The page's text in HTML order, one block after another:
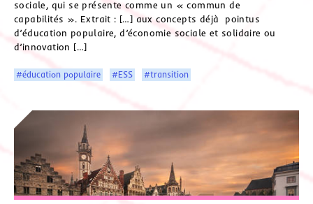
sociale, qui se présente comme un « commun de
capabilités ». Extrait : […] aux concepts déjà pointus
d’éducation populaire, d’économie sociale et solidaire ou
d’innovation […]
#éducation populaire #ESS #transition